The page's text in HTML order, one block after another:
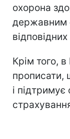
охорона
державним
Крім того, в
і